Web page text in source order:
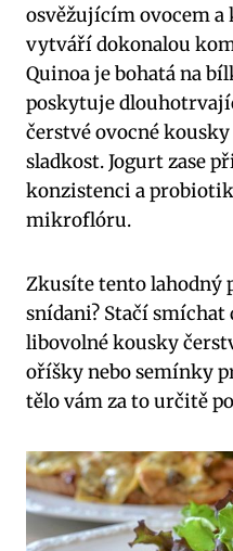
osvěžujícím ovocem
vytváří dokonalou
Quinoa je bohatá na
poskytuje
čerstvé ovocné
sladkost. Jogurt zase
konzistenci a
mikroflóru.
Zkusíte tento lahodný
snídani? Stačí
libovolné kousky
oříšky nebo semínky
tělo vám za to určitě